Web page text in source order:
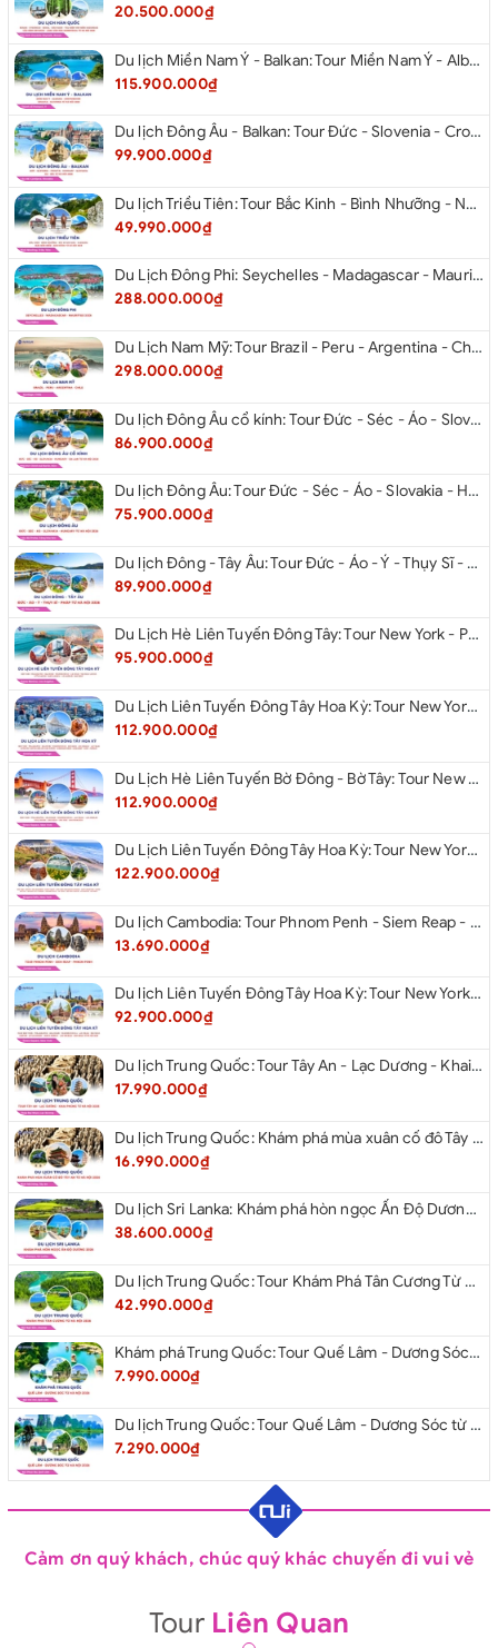
20.500.000₫
Du lịch Miền Nam Ý - Balkan: Tour Miền Nam Ý - Albania - Montenegro - Croatia - Slovenia từ Hà Nội 2026
115.900.000₫
Du lịch Đông Âu - Balkan: Tour Đức - Slovenia - Croatia - Hungary - Slovakia - Áo - Séc từ Hà Nội 2026
99.900.000₫
Du lịch Triều Tiên: Tour Bắc Kinh - Bình Nhưỡng - Núi Myohyang - Kaesong - Bàn Môn Điếm - Đan Đông từ Hà Nội 2026
49.990.000₫
Du Lịch Đông Phi: Seychelles - Madagascar - Mauritius 2026
288.000.000₫
Du Lịch Nam Mỹ: Tour Brazil - Peru - Argentina - Chile 2026
298.000.000₫
Du lịch Đông Âu cổ kính: Tour Đức - Séc - Áo - Slovakia - Hungary - Ba Lan từ Hà Nội 2026
86.900.000₫
Du lịch Đông Âu: Tour Đức - Séc - Áo - Slovakia - Hungary từ Hà Nội 2026
75.900.000₫
Du lịch Đông - Tây Âu: Tour Đức - Áo - Ý - Thụy Sĩ - Pháp từ Hà Nội 2026
89.900.000₫
Du Lịch Hè Liên Tuyến Đông Tây: Tour New York - Philadelphia - Delaware - Washington Dc - Las Vegas - Red Rock Canyon - Little Saigon - Santa Monica - Los Angeles - San Diego Từ Hà Nội 2026
95.900.000₫
Du Lịch Liên Tuyến Đông Tây Hoa Kỳ: Tour New York - Philadelphia - Delaware - Washington Dc - San Diego - Los Angeles - Las Vegas - Antelope Canyon (Hẻm Núi Linh Dương) - Horseshoe Bend - Monument - Page - Phoenix Từ Hà Nội 2026
112.900.000₫
Du Lịch Hè Liên Tuyến Bờ Đông - Bờ Tây: Tour New York - Philadelphia - Delaware - Washington Dc - Las Vegas - Los Angeles - Hollywood - San Diego - San Jose - San Francisco - Từ Hà Nội 2026
112.900.000₫
Du Lịch Liên Tuyến Đông Tây Hoa Kỳ: Tour New York - Boston - New Hampshire - Artist’s Bluff - Echo Lake Kancamagus Highway - White Mountains - Albany - Buffalo - Niagara Falls Corning - Washington Dc - Las Vegas - Red Rock Canyon - Los Angeles - San Diego Từ Hà Nội 2026
122.900.000₫
Du lịch Cambodia: Tour Phnom Penh - Siem Reap - Phnom Penh
13.690.000₫
Du lịch Liên Tuyến Đông Tây Hoa Kỳ: Tour New York - Philadelphia - Delaware - Washington D.C - Las Vegas - Red rock Canyon - Little Saigon - Santa Monica - Los Angeles - San Diego từ Hà Nội 2026
92.900.000₫
Du lịch Trung Quốc: Tour Tây An - Lạc Dương - Khai Phong từ Hà Nội 2026
17.990.000₫
Du lịch Trung Quốc: Khám phá mùa xuân cố đô Tây An từ Hà Nội 2026
16.990.000₫
Du lịch Sri Lanka: Khám phá hòn ngọc Ấn Độ Dương 2026
38.600.000₫
Du lịch Trung Quốc: Tour Khám Phá Tân Cương Từ Hà Nội 2026
42.990.000₫
Khám phá Trung Quốc: Tour Quế Lâm - Dương Sóc từ Hà Nội 2026
7.990.000₫
Du lịch Trung Quốc: Tour Quế Lâm - Dương Sóc từ Hà Nội 2026
7.290.000₫
Cảm ơn quý khách, chúc quý khác chuyến đi vui vẻ
Tour Liên Quan